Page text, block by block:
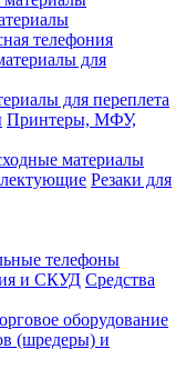
телефония
для переплета
Принтеры, МФУ,
материалы
Резаки для
телефоны
Средства
оборудование